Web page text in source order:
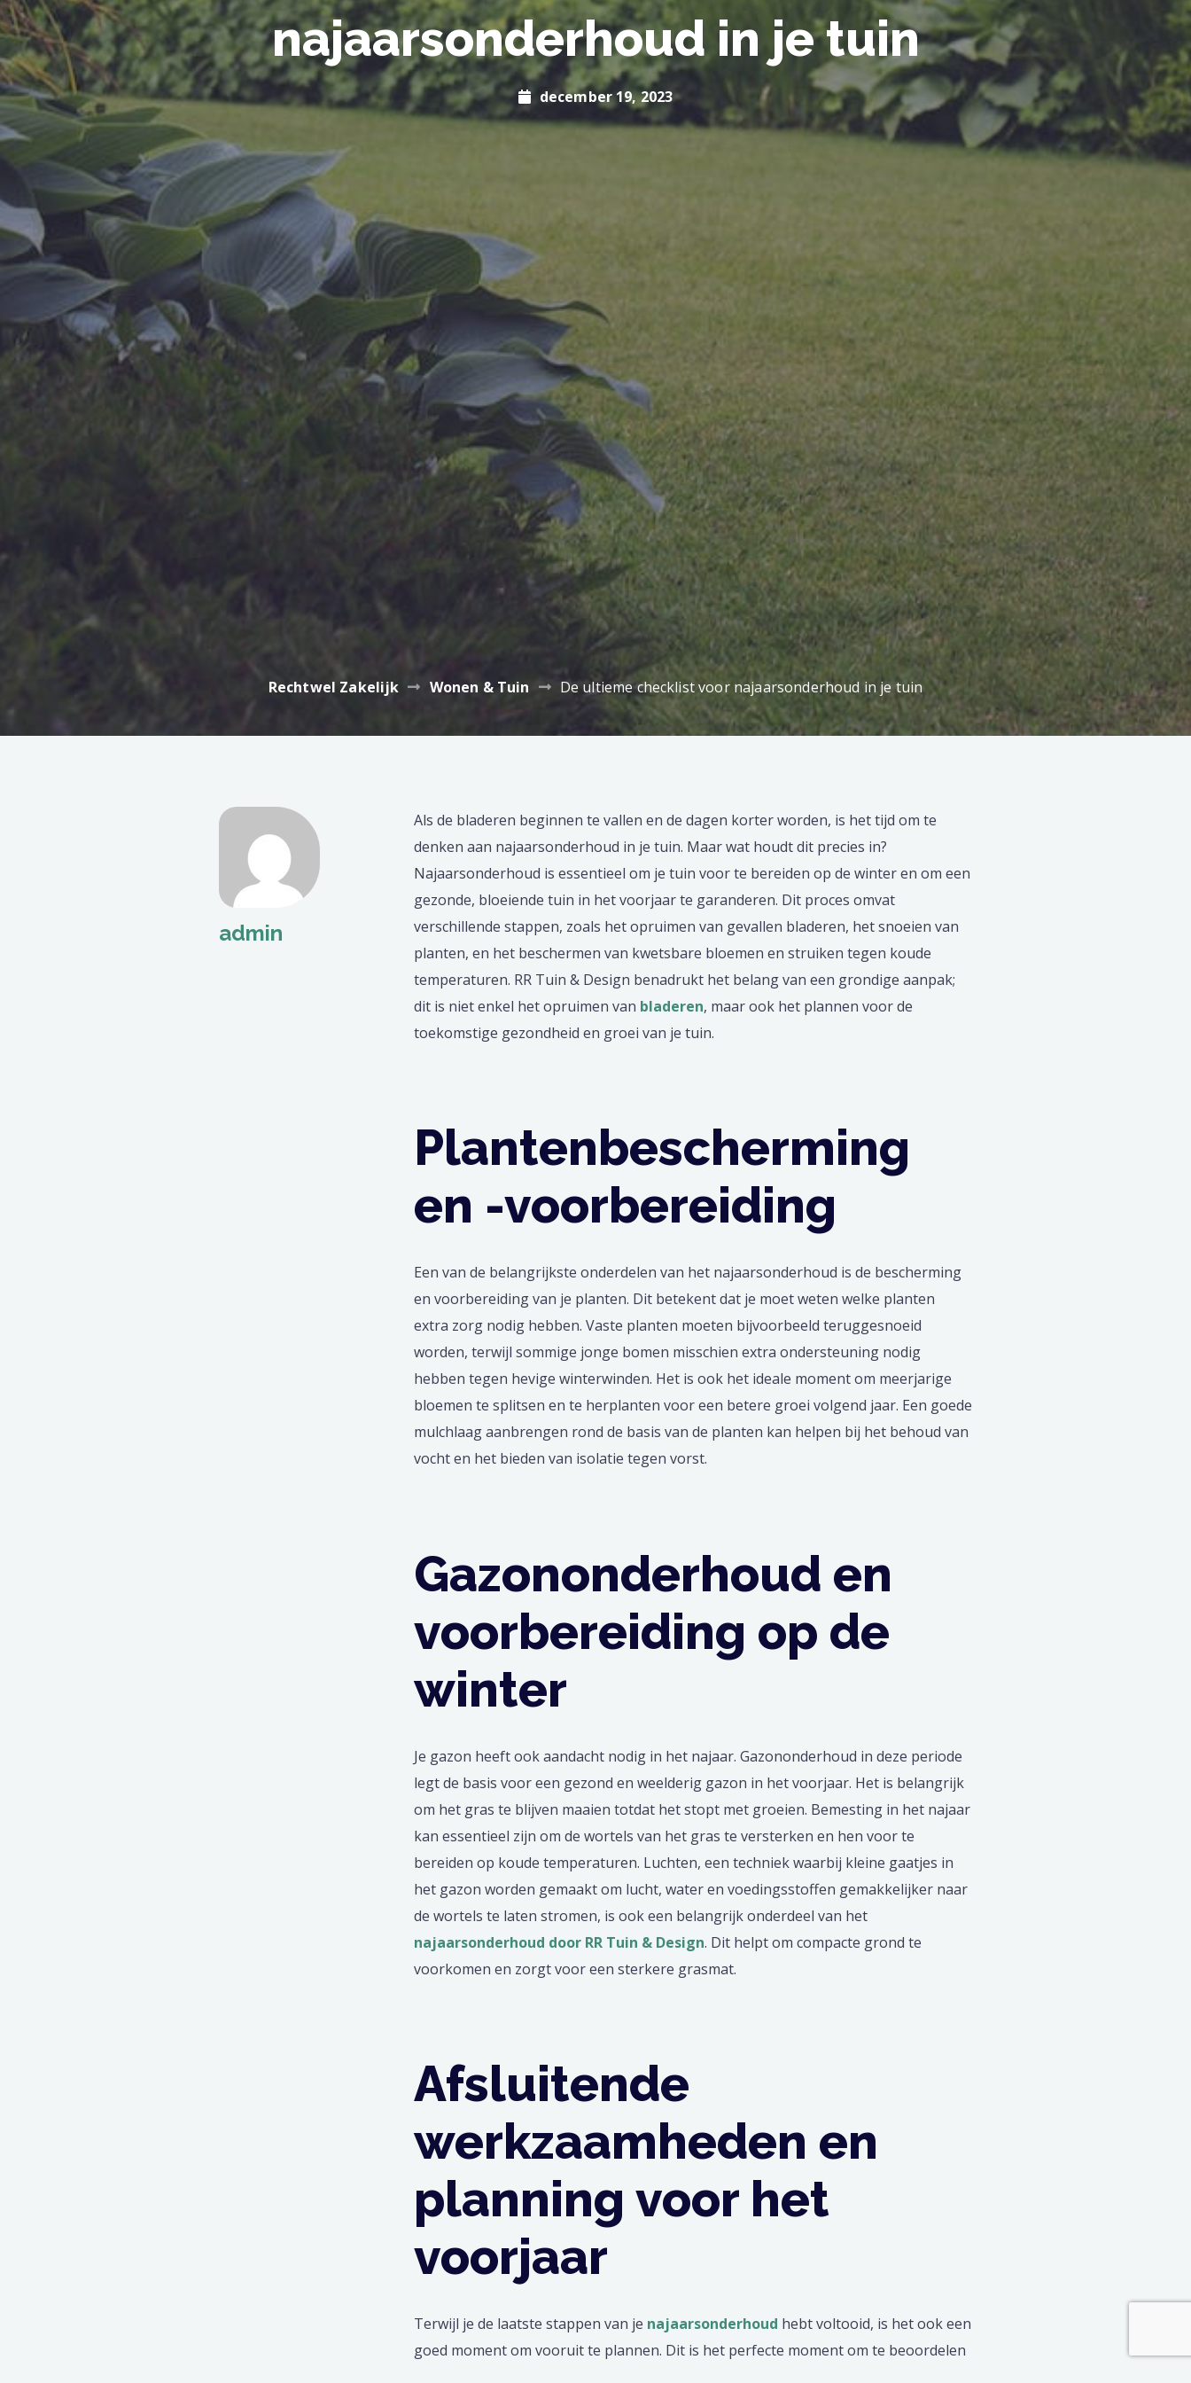
najaarsonderhoud in je tuin
december 19, 2023
Rechtwel Zakelijk Wonen & Tuin De ultieme checklist voor najaarsonderhoud in je tuin
admin
Als de bladeren beginnen te vallen en de dagen korter worden, is het tijd om te
denken aan najaarsonderhoud in je tuin. Maar wat houdt dit precies in?
Najaarsonderhoud is essentieel om je tuin voor te bereiden op de winter en om een
gezonde, bloeiende tuin in het voorjaar te garanderen. Dit proces omvat
verschillende stappen, zoals het opruimen van gevallen bladeren, het snoeien van
planten, en het beschermen van kwetsbare bloemen en struiken tegen koude
temperaturen. RR Tuin & Design benadrukt het belang van een grondige aanpak;
dit is niet enkel het opruimen van bladeren, maar ook het plannen voor de
toekomstige gezondheid en groei van je tuin.
Plantenbescherming
en -voorbereiding
Een van de belangrijkste onderdelen van het najaarsonderhoud is de bescherming
en voorbereiding van je planten. Dit betekent dat je moet weten welke planten
extra zorg nodig hebben. Vaste planten moeten bijvoorbeeld teruggesnoeid
worden, terwijl sommige jonge bomen misschien extra ondersteuning nodig
hebben tegen hevige winterwinden. Het is ook het ideale moment om meerjarige
bloemen te splitsen en te herplanten voor een betere groei volgend jaar. Een goede
mulchlaag aanbrengen rond de basis van de planten kan helpen bij het behoud van
vocht en het bieden van isolatie tegen vorst.
Gazononderhoud en
voorbereiding op de
winter
Je gazon heeft ook aandacht nodig in het najaar. Gazononderhoud in deze periode
legt de basis voor een gezond en weelderig gazon in het voorjaar. Het is belangrijk
om het gras te blijven maaien totdat het stopt met groeien. Bemesting in het najaar
kan essentieel zijn om de wortels van het gras te versterken en hen voor te
bereiden op koude temperaturen. Luchten, een techniek waarbij kleine gaatjes in
het gazon worden gemaakt om lucht, water en voedingsstoffen gemakkelijker naar
de wortels te laten stromen, is ook een belangrijk onderdeel van het
najaarsonderhoud door RR Tuin & Design. Dit helpt om compacte grond te
voorkomen en zorgt voor een sterkere grasmat.
Afsluitende
werkzaamheden en
planning voor het
voorjaar
Terwijl je de laatste stappen van je najaarsonderhoud hebt voltooid, is het ook een
goed moment om vooruit te plannen. Dit is het perfecte moment om te beoordelen